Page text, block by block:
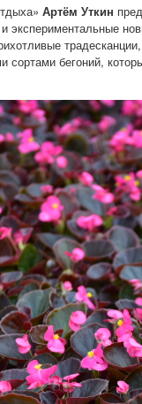
Артём Уткин
экспериментальные
сортами бегоний,